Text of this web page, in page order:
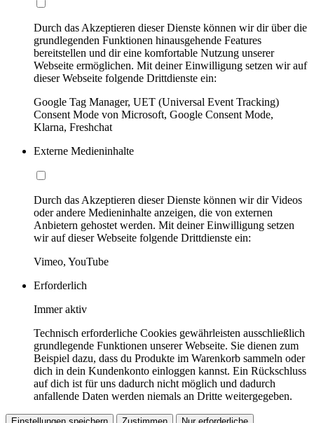
Durch das Akzeptieren dieser Dienste können wir dir über die
grundlegenden Funktionen hinausgehende Features
bereitstellen und dir eine komfortable Nutzung unserer
Webseite ermöglichen. Mit deiner Einwilligung setzen wir auf
dieser Webseite folgende Drittdienste ein:
Google Tag Manager, UET (Universal Event Tracking)
Consent Mode von Microsoft, Google Consent Mode,
Klarna, Freshchat
Externe Medieninhalte
Durch das Akzeptieren dieser Dienste können wir dir Videos
oder andere Medieninhalte anzeigen, die von externen
Anbietern gehostet werden. Mit deiner Einwilligung setzen
wir auf dieser Webseite folgende Drittdienste ein:
Vimeo, YouTube
Erforderlich
Immer aktiv
Technisch erforderliche Cookies gewährleisten ausschließlich
grundlegende Funktionen unserer Webseite. Sie dienen zum
Beispiel dazu, dass du Produkte im Warenkorb sammeln oder
dich in dein Kundenkonto einloggen kannst. Ein Rückschluss
auf dich ist für uns dadurch nicht möglich und dadurch
anfallende Daten werden niemals an Dritte weitergegeben.
Einstellungen speichern Zustimmen Nur erforderliche